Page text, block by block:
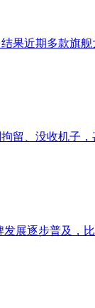
果近期多款旗
留、没收机子
展逐步普及，